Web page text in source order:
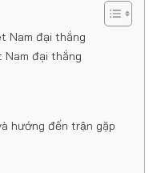
Nam đại thắng
Nam đại thắng
hướng đến trận gặp